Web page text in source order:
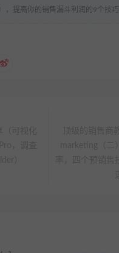
，提高你的销售漏斗利润的9个技巧